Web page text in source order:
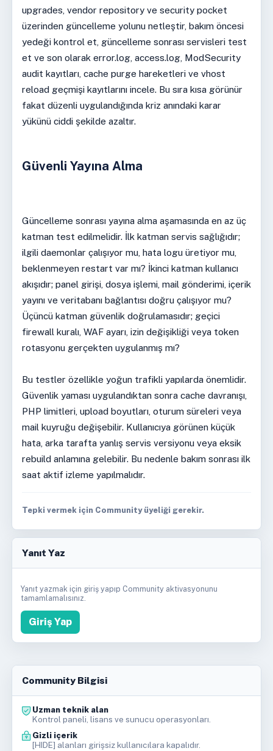
upgrades, vendor repository ve security pocket
üzerinden güncelleme yolunu netleştir, bakım öncesi
yedeği kontrol et, güncelleme sonrası servisleri test
et ve son olarak error.log, access.log, ModSecurity
audit kayıtları, cache purge hareketleri ve vhost
reload geçmişi kayıtlarını incele. Bu sıra kısa görünür
fakat düzenli uygulandığında kriz anındaki karar
yükünü ciddi şekilde azaltır.
Güvenli Yayına Alma
Güncelleme sonrası yayına alma aşamasında en az üç
katman test edilmelidir. İlk katman servis sağlığıdır;
ilgili daemonlar çalışıyor mu, hata logu üretiyor mu,
beklenmeyen restart var mı? İkinci katman kullanıcı
akışıdır; panel girişi, dosya işlemi, mail gönderimi, içerik
yayını ve veritabanı bağlantısı doğru çalışıyor mu?
Üçüncü katman güvenlik doğrulamasıdır; geçici
firewall kuralı, WAF ayarı, izin değişikliği veya token
rotasyonu gerçekten uygulanmış mı?
Bu testler özellikle yoğun trafikli yapılarda önemlidir.
Güvenlik yaması uygulandıktan sonra cache davranışı,
PHP limitleri, upload boyutları, oturum süreleri veya
mail kuyruğu değişebilir. Kullanıcıya görünen küçük
hata, arka tarafta yanlış servis versiyonu veya eksik
rebuild anlamına gelebilir. Bu nedenle bakım sonrası ilk
saat aktif izleme yapılmalıdır.
Tepki vermek için Community üyeliği gerekir.
Yanıt Yaz
Yanıt yazmak için giriş yapıp Community aktivasyonunu
tamamlamalısınız.
Giriş Yap
Community Bilgisi
Uzman teknik alan
Kontrol paneli, lisans ve sunucu operasyonları.
Gizli içerik
[HIDE] alanları girişsiz kullanıcılara kapalıdır.